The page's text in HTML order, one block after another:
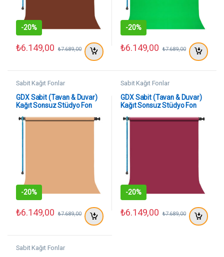
-20%
₺6.149,00 ₺7.689,00
-20%
₺6.149,00 ₺7.689,00
Sabit Kağıt Fonlar
GDX Sabit (Tavan & Duvar)
Kağıt Sonsuz Stüdyo Fon
Metre
-20%
₺6.149,00 ₺7.689,00
Sabit Kağıt Fonlar
GDX Sabit (Tavan & Duvar)
Kağıt Sonsuz Stüdyo Fon
Metre
-20%
₺6.149,00 ₺7.689,00
Sabit Kağıt Fonlar